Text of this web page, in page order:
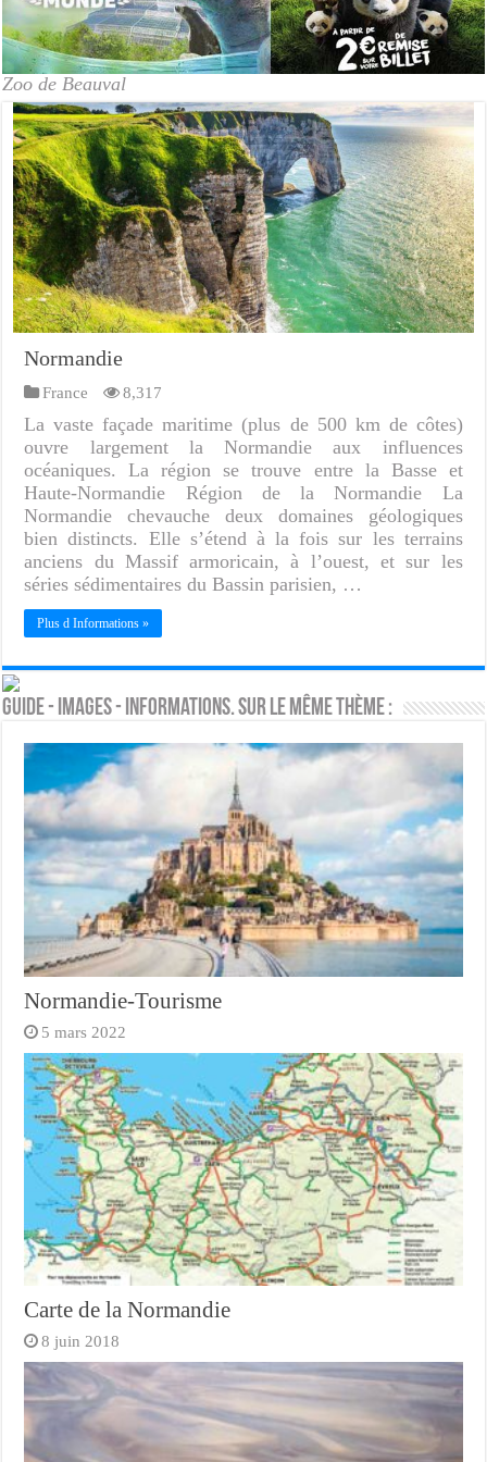
Zoo de Beauval
Normandie
France 8,317
La vaste façade maritime (plus de 500 km de côtes)
ouvre largement la Normandie aux influences
océaniques. La région se trouve entre la Basse et
Haute-Normandie Région de la Normandie La
Normandie chevauche deux domaines géologiques
bien distincts. Elle s’étend à la fois sur les terrains
anciens du Massif armoricain, à l’ouest, et sur les
séries sédimentaires du Bassin parisien, …
Plus d Informations »
Guide - Images - Informations. Sur le même thème :
Normandie-Tourisme
5 mars 2022
Carte de la Normandie
8 juin 2018